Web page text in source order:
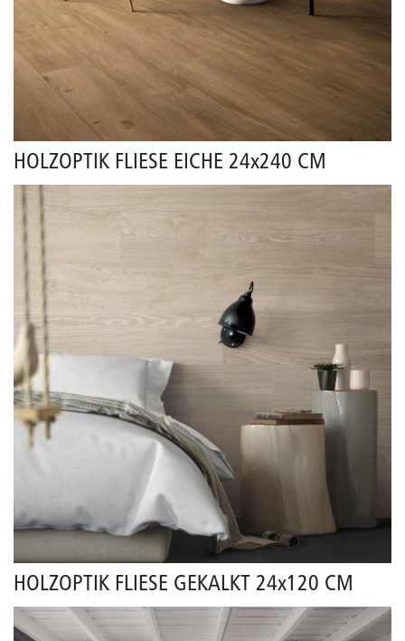
HOLZOPTIK FLIESE EICHE 24x240 CM
HOLZOPTIK FLIESE GEKALKT 24x120 CM